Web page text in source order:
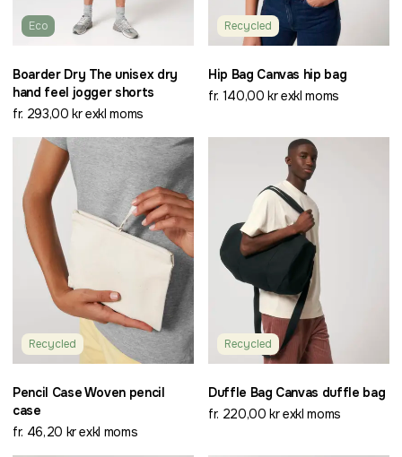
Eco
Boarder Dry The unisex dry
hand feel jogger shorts
fr. 293,00 kr exkl moms
Recycled
Hip Bag Canvas hip bag
fr. 140,00 kr exkl moms
Recycled
Pencil Case Woven pencil
case
fr. 46,20 kr exkl moms
Recycled
Duffle Bag Canvas duffle bag
fr. 220,00 kr exkl moms